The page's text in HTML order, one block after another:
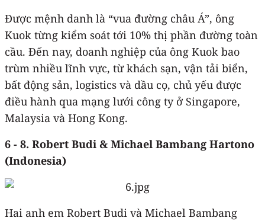
Được mệnh danh là “vua đường châu Á”, ông
Kuok từng kiểm soát tới 10% thị phần đường toàn
cầu. Đến nay, doanh nghiệp của ông Kuok bao
trùm nhiều lĩnh vực, từ khách sạn, vận tải biển,
bất động sản, logistics và dầu cọ, chủ yếu được
điều hành qua mạng lưới công ty ở Singapore,
Malaysia và Hong Kong.
6 - 8. Robert Budi & Michael Bambang Hartono
(Indonesia)
Hai anh em Robert Budi và Michael Bambang